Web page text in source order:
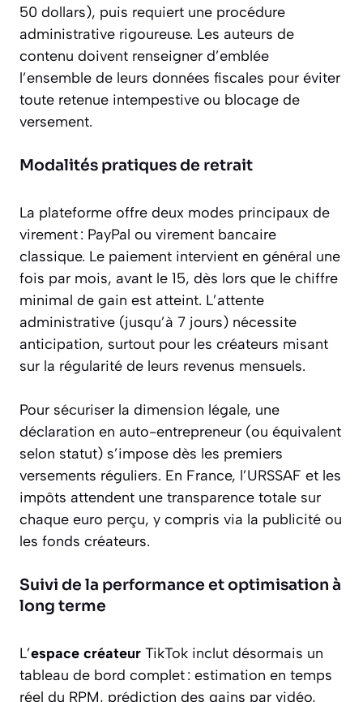
50 dollars), puis requiert une procédure
administrative rigoureuse. Les auteurs de
contenu doivent renseigner d’emblée
l’ensemble de leurs données fiscales pour éviter
toute retenue intempestive ou blocage de
versement.
Modalités pratiques de retrait
La plateforme offre deux modes principaux de
virement : PayPal ou virement bancaire
classique. Le paiement intervient en général une
fois par mois, avant le 15, dès lors que le chiffre
minimal de gain est atteint. L’attente
administrative (jusqu’à 7 jours) nécessite
anticipation, surtout pour les créateurs misant
sur la régularité de leurs revenus mensuels.
Pour sécuriser la dimension légale, une
déclaration en auto-entrepreneur (ou équivalent
selon statut) s’impose dès les premiers
versements réguliers. En France, l’URSSAF et les
impôts attendent une transparence totale sur
chaque euro perçu, y compris via la publicité ou
les fonds créateurs.
Suivi de la performance et optimisation à
long terme
L’espace créateur TikTok inclut désormais un
tableau de bord complet : estimation en temps
réel du RPM, prédiction des gains par vidéo,